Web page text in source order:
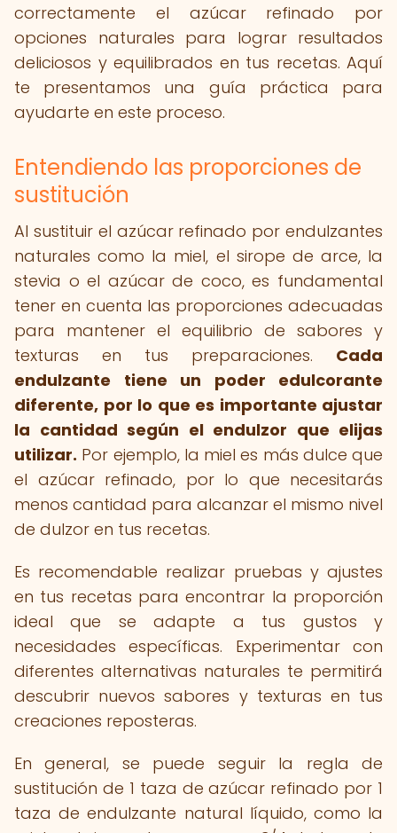
correctamente el azúcar refinado por
opciones naturales para lograr resultados
deliciosos y equilibrados en tus recetas. Aquí
te presentamos una guía práctica para
ayudarte en este proceso.
Entendiendo las proporciones de
sustitución
Al sustituir el azúcar refinado por endulzantes
naturales como la miel, el sirope de arce, la
stevia o el azúcar de coco, es fundamental
tener en cuenta las proporciones adecuadas
para mantener el equilibrio de sabores y
texturas en tus preparaciones. Cada
endulzante tiene un poder edulcorante
diferente, por lo que es importante ajustar
la cantidad según el endulzor que elijas
utilizar. Por ejemplo, la miel es más dulce que
el azúcar refinado, por lo que necesitarás
menos cantidad para alcanzar el mismo nivel
de dulzor en tus recetas.
Es recomendable realizar pruebas y ajustes
en tus recetas para encontrar la proporción
ideal que se adapte a tus gustos y
necesidades específicas. Experimentar con
diferentes alternativas naturales te permitirá
descubrir nuevos sabores y texturas en tus
creaciones reposteras.
En general, se puede seguir la regla de
sustitución de 1 taza de azúcar refinado por 1
taza de endulzante natural líquido, como la